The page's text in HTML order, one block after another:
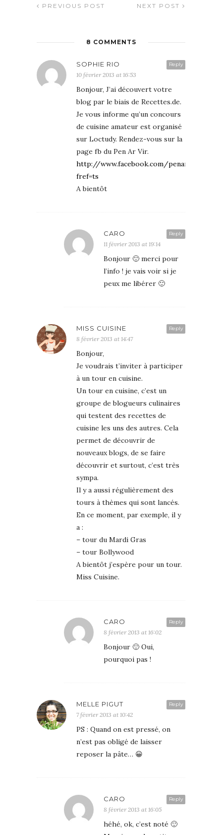
PREVIOUS POST NEXT POST
8 COMMENTS
Reply
SOPHIE RIO
10 février 2013 at 16:53
Bonjour, J’ai découvert votre
blog par le biais de Recettes.de.
Je vous informe qu’un concours
de cuisine amateur est organisé
sur Loctudy. Rendez-vous sur la
page fb du Pen Ar Vir.
http://www.facebook.com/penarvir.rouxel?
fref=ts
A bientôt
Reply
CARO
11 février 2013 at 19:14
Bonjour 🙂 merci pour
l’info ! je vais voir si je
peux me libérer 🙂
Reply
MISS CUISINE
8 février 2013 at 14:47
Bonjour,
Je voudrais t’inviter à participer
à un tour en cuisine.
Un tour en cuisine, c’est un
groupe de blogueurs culinaires
qui testent des recettes de
cuisine les uns des autres. Cela
permet de découvrir de
nouveaux blogs, de se faire
découvrir et surtout, c’est très
sympa.
Il y a aussi régulièrement des
tours à thèmes qui sont lancés.
En ce moment, par exemple, il y
a :
– tour du Mardi Gras
– tour Bollywood
A bientôt j’espère pour un tour.
Miss Cuisine.
Reply
CARO
8 février 2013 at 16:02
Bonjour 🙂 Oui,
pourquoi pas !
Reply
MELLE PIGUT
7 février 2013 at 10:42
PS : Quand on est pressé, on
n’est pas obligé de laisser
reposer la pâte… 😀
Reply
CARO
8 février 2013 at 16:05
héhé, ok, c’est noté 🙂